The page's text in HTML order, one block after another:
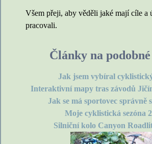
Všem přeji, aby věděli jaké mají cíle a
pracovali.
Články na
Jak jsem vybíral
Interaktivní mapy tras závodů
Jak se má sportovec správně
Moje cyklistická sezóna
Silniční kolo Canyon